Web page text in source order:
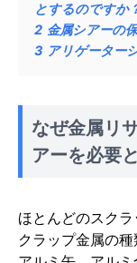
とするのですか
2 金属シアーの
3 アリゲーター
なぜ金属リ
アーを必要
ほとんどのスク
クラップ金属の